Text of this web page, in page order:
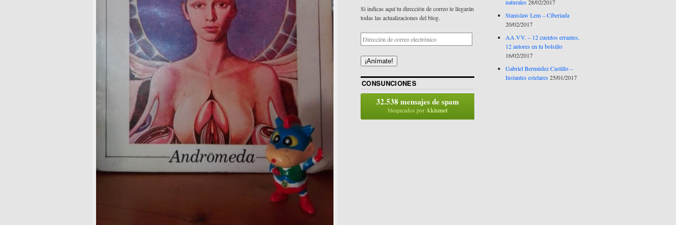
Si indicas aquí tu dirección de correo te llegarán
todas las actualizaciones del blog.
¡Anímate!
CONSUNCIONES
32.538 mensajes de spam
bloqueados porAkismet
naturales28/02/2017
Stanislaw Lem – Ciberiada
20/02/2017
AA.VV. – 12 cuentos errantes,
12 autores en tu bolsillo
16/02/2017
Gabriel Bermúdez Castillo –
Instantes estelares25/01/2017